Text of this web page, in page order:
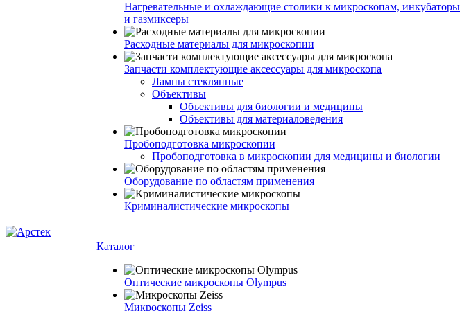
Нагревательные и охлаждающие столики к микроскопам, инкубаторы
и газмиксеры
Расходные материалы для микроскопии
Запчасти комплектующие аксессуары для микроскопа
Лампы стеклянные
Объективы
Объективы для биологии и медицины
Объективы для материаловедения
Пробоподготовка микроскопии
Пробоподготовка в микроскопии для медицины и биологии
Оборудование по областям применения
Криминалистические микроскопы
Каталог
Оптические микроскопы Olympus
Микроскопы Zeiss